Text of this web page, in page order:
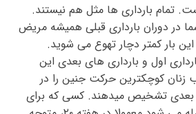
تمام بارداری ها مثل هم نیستند.
در دوران بارداری قبلی همیشه مریض
این بار کمتر دچار تهوع می شوید.
اول و بارداری های بعدی این
زنان کوچکترین حرکت جنین را در
بعدی تشخیص میدهند. کسی که برای